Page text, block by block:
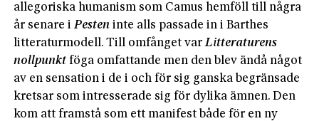
allegoriska humanism som Camus hemföll till några
år senare iPesteninte alls passade in i Barthes
litteraturmodell. Till omfånget varLitteraturens
nollpunkt föga omfattande men den blev ändå något
av en sensation i de i och för sig ganska begränsade
kretsar som intresserade sig för dylika ämnen. Den
kom att framstå som ett manifest både för en ny